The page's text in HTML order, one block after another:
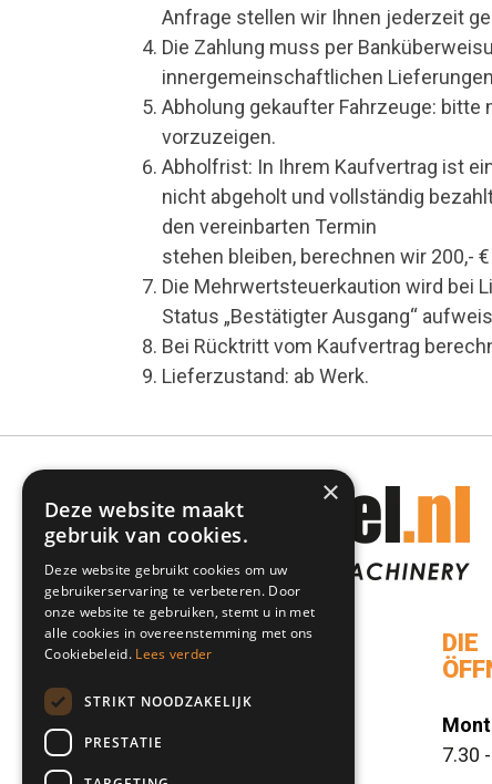
Anfrage stellen wir Ihnen jederzeit
Die Zahlung muss per
innergemeinschaftlichen
Abholung gekaufter Fahrzeuge: bitte
vorzuzeigen.
Abholfrist: In Ihrem Kaufvertrag ist
nicht abgeholt und vollständig
den vereinbarten Termin
stehen bleiben, berechnen wir 200,-
Die Mehrwertsteuerkaution wird bei
Status „Bestätigter Ausgang“
Bei Rücktritt vom Kaufvertrag
Lieferzustand: ab Werk.
DIREKT AN
Startseite
Angebot
DIE
7.30
×
Deze website maakt
gebruik van cookies.
Deze website gebruikt cookies om uw
gebruikerservaring te verbeteren. Door
onze website te gebruiken, stemt u in met
alle cookies in overeenstemming met ons
Cookiebeleid. Lees verder
STRIKT NOODZAKELIJK
PRESTATIE